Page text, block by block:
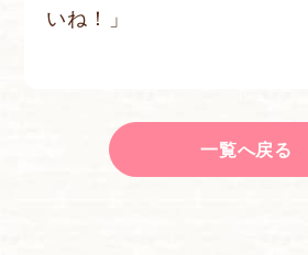
いね！」
一覧へ戻る